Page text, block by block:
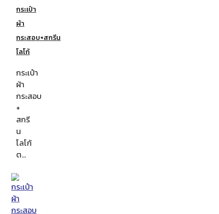
กระเป๋า
ผ้า
กระสอบ+สกรีน
โลโก้
กระเป๋า
ผ้า
กระสอบ
+
สกรี
น
โลโก้
ต…